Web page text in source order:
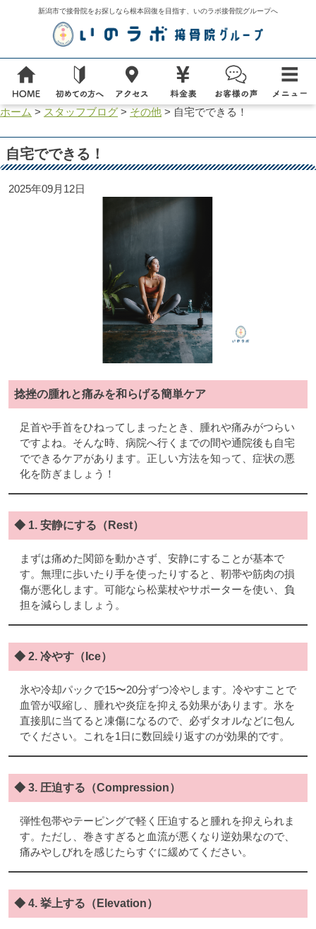
新潟市で接骨院をお探しなら根本回復を目指す、いのラボ接骨院グループへ
ホーム > スタッフブログ> その他 > 自宅でできる！
自宅でできる！
2025年09月12日
捻挫の腫れと痛みを和らげる簡単ケア
足首や手首をひねってしまったとき、腫れや痛みがつらい
ですよね。そんな時、病院へ行くまでの間や通院後も自宅
でできるケアがあります。正しい方法を知って、症状の悪
化を防ぎましょう！
◆ 1. 安静にする（Rest）
まずは痛めた関節を動かさず、安静にすることが基本で
す。無理に歩いたり手を使ったりすると、靭帯や筋肉の損
傷が悪化します。可能なら松葉杖やサポーターを使い、負
担を減らしましょう。
◆ 2. 冷やす（Ice）
氷や冷却パックで15〜20分ずつ冷やします。冷やすことで
血管が収縮し、腫れや炎症を抑える効果があります。氷を
直接肌に当てると凍傷になるので、必ずタオルなどに包ん
でください。これを1日に数回繰り返すのが効果的です。
◆ 3. 圧迫する（Compression）
弾性包帯やテーピングで軽く圧迫すると腫れを抑えられま
す。ただし、巻きすぎると血流が悪くなり逆効果なので、
痛みやしびれを感じたらすぐに緩めてください。
◆ 4. 挙上する（Elevation）